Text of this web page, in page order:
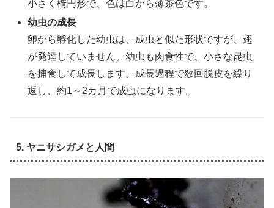
小さく楕円形で、色は白から薄茶色です。
幼虫の成長
卵から孵化した幼虫は、成虫と似た形状ですが、翅
が発達していません。幼虫も肉食性で、小さな昆虫
を捕食して成長します。成長過程で数回脱皮を繰り
返し、約1～2カ月で成虫になります。
5. ヤニサシガメと人間